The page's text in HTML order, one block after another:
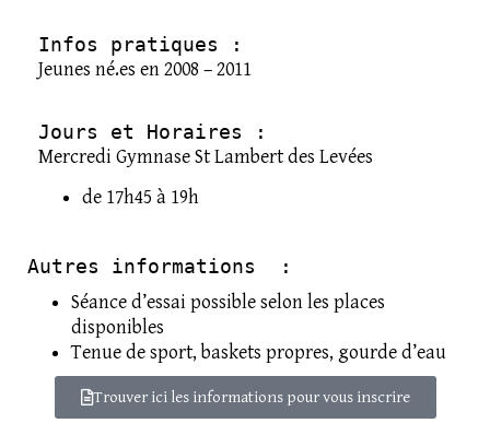
Infos pratiques :
Jeunes né.es en 2008 – 2011
Jours et Horaires :
Mercredi Gymnase St Lambert des Levées
de 17h45 à 19h
Autres informations  :
Séance d’essai possible selon les places
disponibles
Tenue de sport, baskets propres, gourde d’eau
Trouver ici les informations pour vous inscrire